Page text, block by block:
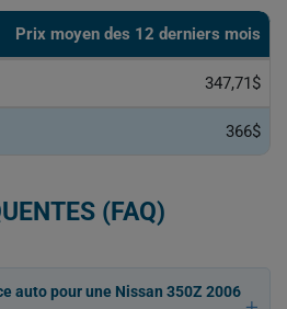
Prix ​​moyen des 12 derniers mois
347,71$
366$
(FAQ)
auto pour une Nissan 350Z 2006